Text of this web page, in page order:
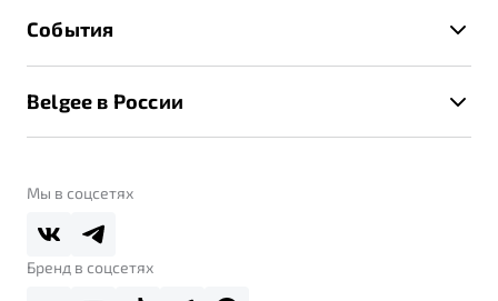
Техническое обслуживание
Калькулятор ТО
Помощь на дорогах
Belgee Линк
Belgee Плюс
Реферальная программа
События
Контакты
Belgee в России
О дилерском центре
Правовая информация
Мы в соцсетях
Бренд в соцсетях